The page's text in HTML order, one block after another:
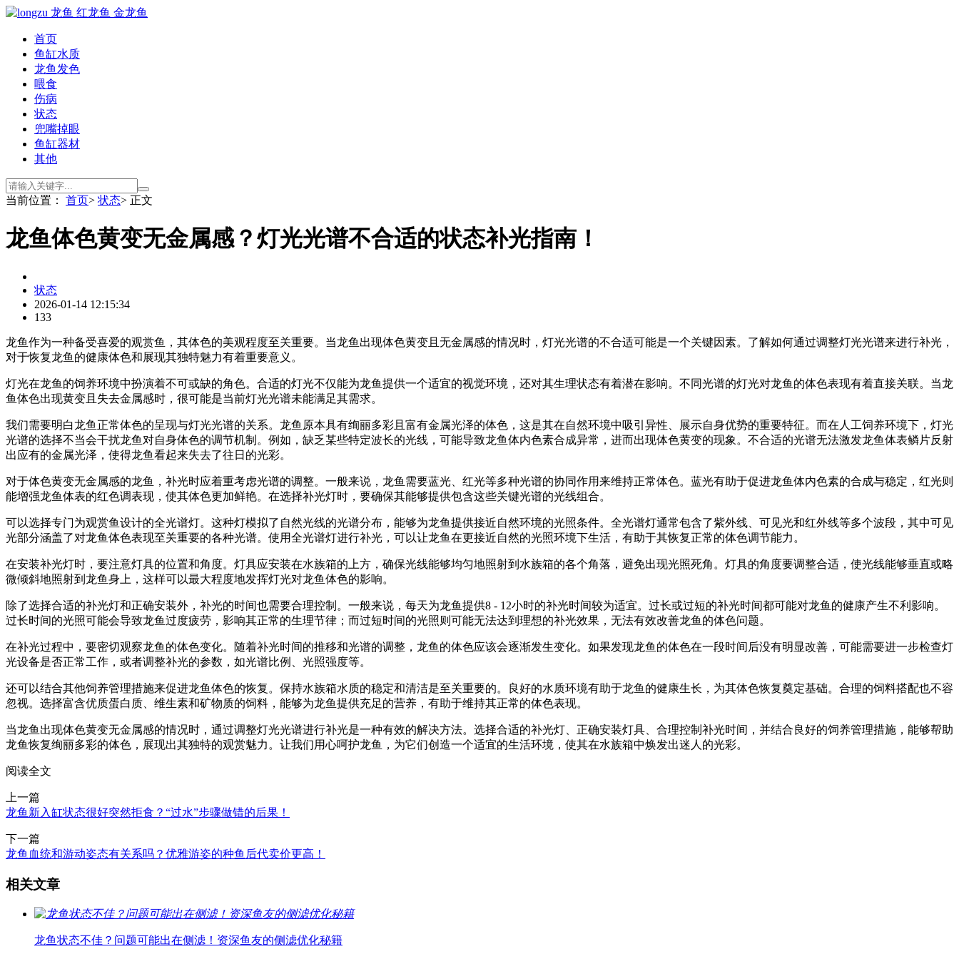
首页
鱼缸水质
龙鱼发色
喂食
伤病
状态
兜嘴掉眼
鱼缸器材
其他
当前位置： 首页> 状态> 正文
龙鱼体色黄变无金属感？灯光光谱不合适的状态补光指南！
状态
2026-01-14 12:15:34
133
龙鱼作为一种备受喜爱的观赏鱼，其体色的美观程度至关重要。当龙鱼出现体色黄变且无金属感的情况时，灯光光谱的不合适可能是一个关键因素。了解如何通过调整灯光光谱来进行补光，
对于恢复龙鱼的健康体色和展现其独特魅力有着重要意义。
灯光在龙鱼的饲养环境中扮演着不可或缺的角色。合适的灯光不仅能为龙鱼提供一个适宜的视觉环境，还对其生理状态有着潜在影响。不同光谱的灯光对龙鱼的体色表现有着直接关联。当龙
鱼体色出现黄变且失去金属感时，很可能是当前灯光光谱未能满足其需求。
我们需要明白龙鱼正常体色的呈现与灯光光谱的关系。龙鱼原本具有绚丽多彩且富有金属光泽的体色，这是其在自然环境中吸引异性、展示自身优势的重要特征。而在人工饲养环境下，灯光
光谱的选择不当会干扰龙鱼对自身体色的调节机制。例如，缺乏某些特定波长的光线，可能导致龙鱼体内色素合成异常，进而出现体色黄变的现象。不合适的光谱无法激发龙鱼体表鳞片反射
出应有的金属光泽，使得龙鱼看起来失去了往日的光彩。
对于体色黄变无金属感的龙鱼，补光时应着重考虑光谱的调整。一般来说，龙鱼需要蓝光、红光等多种光谱的协同作用来维持正常体色。蓝光有助于促进龙鱼体内色素的合成与稳定，红光则
能增强龙鱼体表的红色调表现，使其体色更加鲜艳。在选择补光灯时，要确保其能够提供包含这些关键光谱的光线组合。
可以选择专门为观赏鱼设计的全光谱灯。这种灯模拟了自然光线的光谱分布，能够为龙鱼提供接近自然环境的光照条件。全光谱灯通常包含了紫外线、可见光和红外线等多个波段，其中可见
光部分涵盖了对龙鱼体色表现至关重要的各种光谱。使用全光谱灯进行补光，可以让龙鱼在更接近自然的光照环境下生活，有助于其恢复正常的体色调节能力。
在安装补光灯时，要注意灯具的位置和角度。灯具应安装在水族箱的上方，确保光线能够均匀地照射到水族箱的各个角落，避免出现光照死角。灯具的角度要调整合适，使光线能够垂直或略
微倾斜地照射到龙鱼身上，这样可以最大程度地发挥灯光对龙鱼体色的影响。
除了选择合适的补光灯和正确安装外，补光的时间也需要合理控制。一般来说，每天为龙鱼提供8 - 12小时的补光时间较为适宜。过长或过短的补光时间都可能对龙鱼的健康产生不利影响。
过长时间的光照可能会导致龙鱼过度疲劳，影响其正常的生理节律；而过短时间的光照则可能无法达到理想的补光效果，无法有效改善龙鱼的体色问题。
在补光过程中，要密切观察龙鱼的体色变化。随着补光时间的推移和光谱的调整，龙鱼的体色应该会逐渐发生变化。如果发现龙鱼的体色在一段时间后没有明显改善，可能需要进一步检查灯
光设备是否正常工作，或者调整补光的参数，如光谱比例、光照强度等。
还可以结合其他饲养管理措施来促进龙鱼体色的恢复。保持水族箱水质的稳定和清洁是至关重要的。良好的水质环境有助于龙鱼的健康生长，为其体色恢复奠定基础。合理的饲料搭配也不容
忽视。选择富含优质蛋白质、维生素和矿物质的饲料，能够为龙鱼提供充足的营养，有助于维持其正常的体色表现。
当龙鱼出现体色黄变无金属感的情况时，通过调整灯光光谱进行补光是一种有效的解决方法。选择合适的补光灯、正确安装灯具、合理控制补光时间，并结合良好的饲养管理措施，能够帮助
龙鱼恢复绚丽多彩的体色，展现出其独特的观赏魅力。让我们用心呵护龙鱼，为它们创造一个适宜的生活环境，使其在水族箱中焕发出迷人的光彩。
阅读全文
上一篇
龙鱼新入缸状态很好突然拒食？“过水”步骤做错的后果！
下一篇
龙鱼血统和游动姿态有关系吗？优雅游姿的种鱼后代卖价更高！
相关文章
龙鱼状态不佳？问题可能出在侧滤！资深鱼友的侧滤优化秘籍